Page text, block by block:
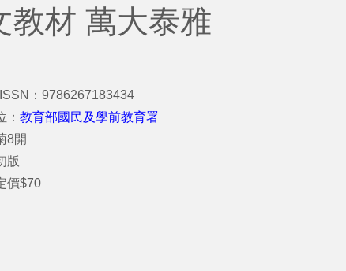
教材 萬大泰雅
：9786267183434
：教育部國民及學前教育署
8開
版
價$70